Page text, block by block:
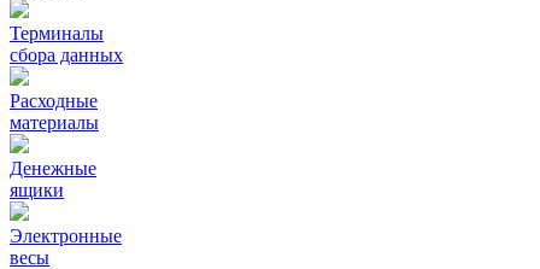
Терминалы
сбора данных
Расходные
материалы
Денежные
ящики
Электронные
весы